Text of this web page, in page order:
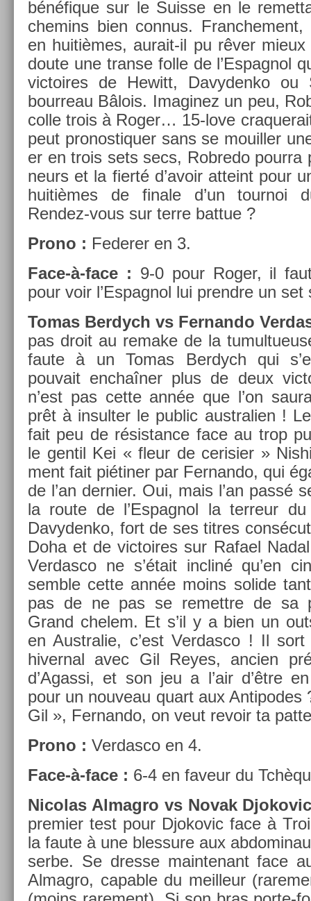
bénéfique sur le Suis­se en le
chemins bien con­nus.
en huitièmes, aurait-il pu rêver
doute une trans­e folle de l’Es­pagnol
vic­toires de Hewitt, Davyden­ko ou
bour­reau Bâlois. Im­aginez un peu,
colle trois à Roger… 15-love
peut pro­nos­tiqu­er sans se mouill­er
er en trois sets secs, Rob­redo
neurs et la fierté d’avoir at­teint pour
huitièmes de fin­ale d’un tour­noi
Rendez-vous sur terre bat­tue ?
Prono : Feder­er en 3.
Face-à-face : 9-0 pour Roger, il
pour voir l’Es­pagnol lui pre­ndre un set
Tomas Be­rdych vs Fer­nando
pas droit au re­make de la
faute à un Tomas Be­rdych qui
pouvait enchaîner plus de deux
n’est pas cette année que l’on
prêt à in­sult­er le pub­lic australi­en !
fait peu de résis­tance face au trop
le gen­til Kei « fleur de cerisi­er »
ment fait piétiner par Fer­nando, qui
de l’an de­rni­er. Oui, mais l’an passé
la route de l’Es­pagnol la ter­reur
Davyden­ko, fort de ses tit­res
Doha et de vic­toires sur Rafael
Ver­dasco ne s’était in­cliné qu’en
semble cette année moins sol­ide
pas de ne pas se re­mettre de sa
Grand chelem. Et s’il y a bien un
en Australie, c’est Ver­dasco ! Il sort
hivern­al avec Gil Reyes, an­ci­en
d’Agas­si, et son jeu a l’air d’être
pour un nouveau quart aux Anti­podes
Gil », Fer­nando, on veut re­voir ta
Prono : Ver­dasco en 4.
Face-à-face : 6-4 en faveur du
Nicolas Al­mag­ro vs Novak
pre­mi­er test pour Djokovic face à
la faute à une bles­sure aux
serbe. Se dres­se main­tenant face
Al­mag­ro, cap­able du meil­leur